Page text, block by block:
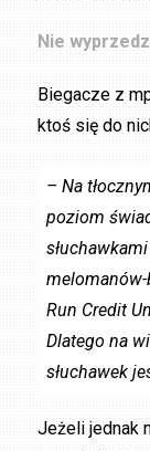
Nie
Biegacze z
ktoś się do
– Na
poziom
Run Credit
Dlatego na
słuchawek
Jeżeli jednak